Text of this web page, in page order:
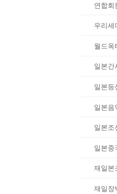
연합회
우리세
월드옥
일본간
일본등
일본음
일본조
일본중
재일본
재일장